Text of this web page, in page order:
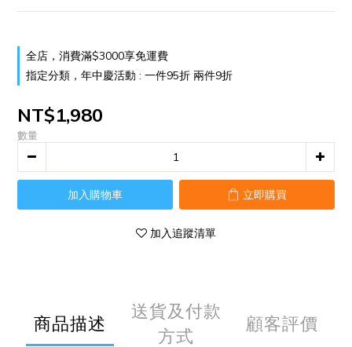
全店，消費滿$3000享免運費
指定分類，年中慶活動 : 一件95折 兩件9折
NT$1,980
數量
加入購物車 立即購買
加入追蹤清單
商品描述
送貨及付款
方式
顧客評價